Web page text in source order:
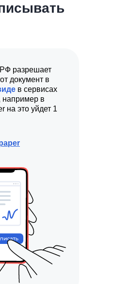
разрешает
документ в
в сервисах
например в
на это уйдет 1